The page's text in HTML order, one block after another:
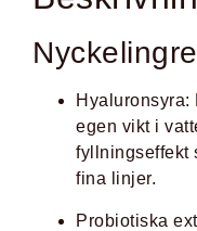
Hyaluronsyra:
egen vikt i
fyllningseffekt
fina linjer.
Probiotiska